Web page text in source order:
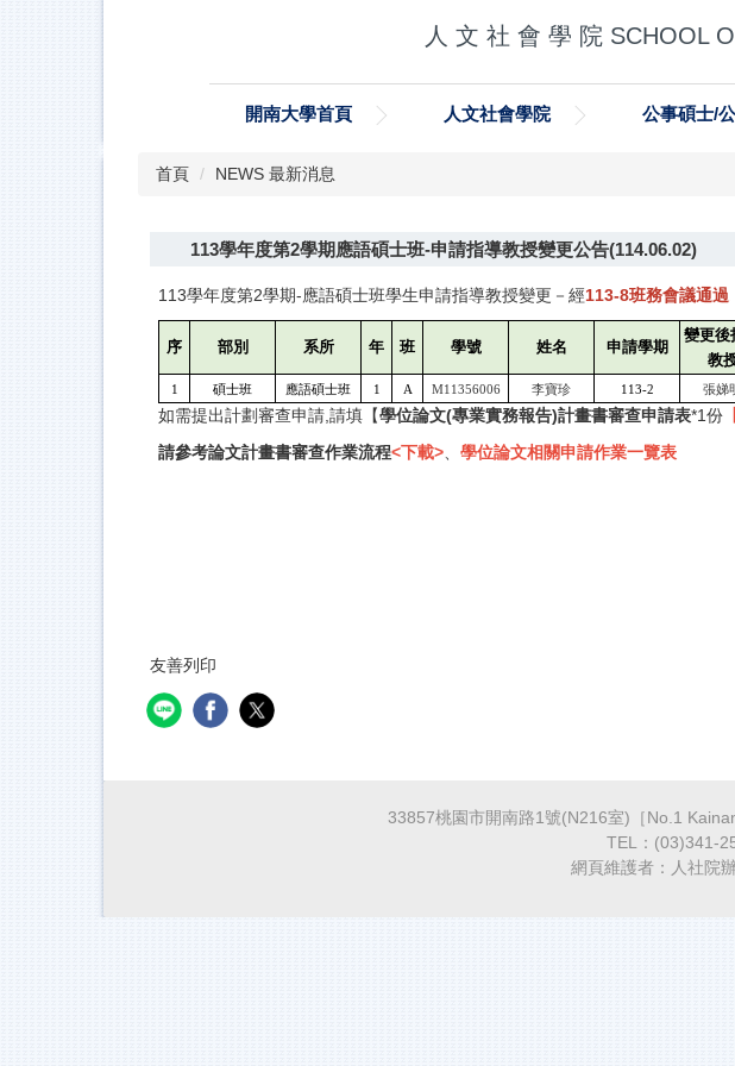
人 文 社 會 學 院 SCHOOL
開南大學首頁 人文社會學院 公事碩士/
首頁 NEWS 最新消息
113學年度第2學期應語碩士班-申請指導教授變更公告(114.06.02)
113學年度第2學期-應語碩士班學生申請指導教授變更－經113-8班務會議通過
序 部別 系所 年 班 學號 姓名 申請學期
變更後
教
1 碩士班 應語碩士班 1 A M11356006 李寶珍 113-2 張娣
如需提出計劃審查申請,請填【學位論文(專業實務報告)計畫書審查申請表*1份
請參考論文計畫書審查作業流程<下載> 學位論文相關申請作業一覽表
友善列印
33857桃園市開南路1號(N216室)［No.1
TEL：(03)341-
網頁維護者：人社院